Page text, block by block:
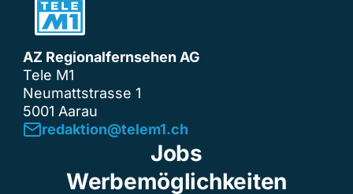
AZ Regionalfernsehen AG
Tele M1
Neumattstrasse 1
5001 Aarau
redaktion@telem1.ch
Jobs
Werbemöglichkeiten